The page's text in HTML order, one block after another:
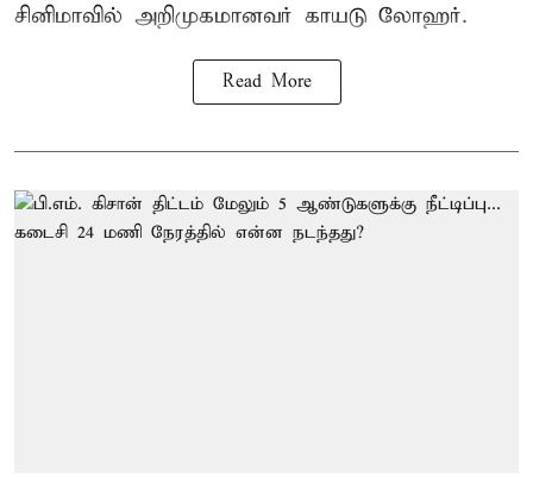
சினிமாவில் அறிமுகமானவர் காயடு லோஹர்.
Read More